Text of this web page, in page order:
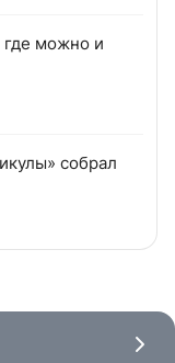
где можно и
собрал